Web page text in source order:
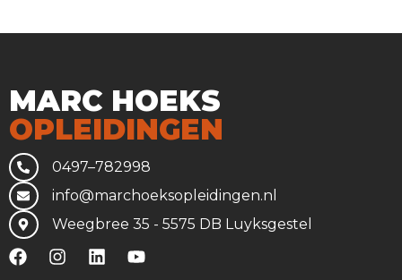
MARC HOEKS
OPLEIDINGEN
0497–782998
info@marchoeksopleidingen.nl
Weegbree 35 - 5575 DB Luyksgestel